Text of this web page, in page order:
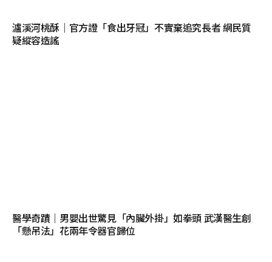
瀘溪河桃酥｜官方證「食出牙冠」不實棄追究長者 網民質
疑縱容造謠
醫學奇蹟｜男嬰出世驚見「內臟外掛」如拳頭 武漢醫生創
「懸吊法」花兩年令器官歸位